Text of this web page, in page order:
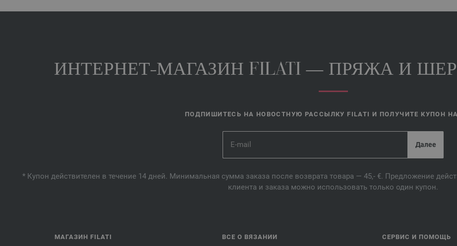
ИНТЕРНЕТ-МАГАЗИН FILATI — ПРЯЖА И
ПОДПИШИТЕСЬ НА НОВОСТНУЮ РАССЫЛКУ FILATI И ПОЛУЧИТЕ КУПОН
* Купон действителен в течение 14 дней. Минимальная сумма заказа после возврата товара — 45,- €. Предложение
клиента и заказа можно использовать только один купон.
МАГАЗИН FILATI ВСЕ О ВЯЗАНИИ СЕРВИС И ПОМОЩЬ